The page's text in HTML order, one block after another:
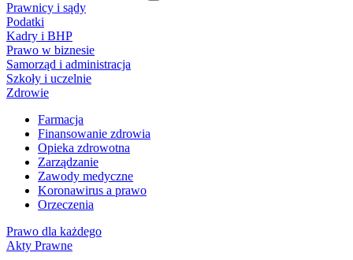
Prawnicy i sądy
Podatki
Kadry i BHP
Prawo w biznesie
Samorząd i administracja
Szkoły i uczelnie
Zdrowie
Farmacja
Finansowanie zdrowia
Opieka zdrowotna
Zarządzanie
Zawody medyczne
Koronawirus a prawo
Orzeczenia
Prawo dla każdego
Akty Prawne